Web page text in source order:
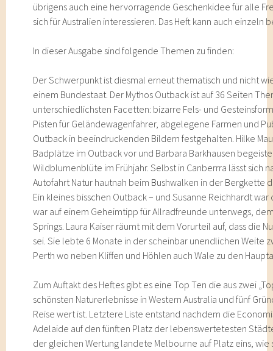
übrigens auch eine hervorragende Geschenkidee für alle
sich für Australien interessieren. Das Heft kann auch einzeln
In dieser Ausgabe sind folgende Themen zu finden:
Der Schwerpunkt ist diesmal erneut thematisch und nicht
einem Bundestaat. Der Mythos Outback ist auf 36 Seiten
unterschiedlichsten Facetten: bizarre Fels- und
Pisten für Geländewagenfahrer, abgelegene Farmen und
Outback in beeindruckenden Bildern festgehalten. Hilke
Badplätze im Outback vor und Barbara Barkhausen
Wildblumenblüte im Frühjahr. Selbst in Canberrra lässt sich
Autofahrt Natur hautnah beim Bushwalken in der Bergkette
Ein kleines bisschen Outback – und Susanne Reichhardt
war auf einem Geheimtipp für Allradfreunde unterwegs,
Springs. Laura Kaiser räumt mit dem Vorurteil auf, dass die
sei. Sie lebte 6 Monate in der scheinbar unendlichen Weite
Perth wo neben Kliffen und Höhlen auch Wale zu den
Zum Auftakt des Heftes gibt es eine Top Ten die aus zwei
schönsten Naturerlebnisse in Western Australia und fünf
Reise wert ist. Letztere Liste entstand nachdem die
Adelaide auf den fünften Platz der lebenswertetesten
der gleichen Wertung landete Melbourne auf Platz eins, wie